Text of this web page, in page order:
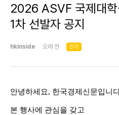
2026 ASVF 국제대
1차 선발자 공지
hkinside 오래 전 인기
안녕하세요, 한국경제신문입니
본 행사에 관심을 갖고